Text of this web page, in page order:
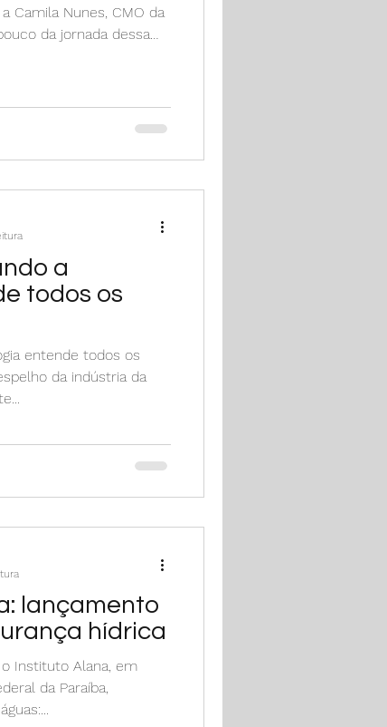
Camila Nunes, CMO da
da jornada dessa
a
todos os
entende todos os
da indústria da
lançamento
hídrica
Instituto Alana, em
da Paraíba,